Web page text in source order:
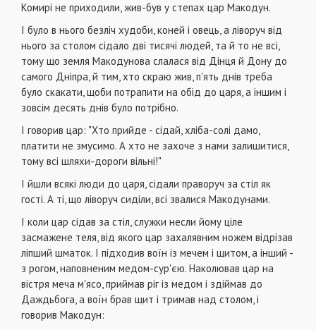
Комирі не приходили, жив-був у степах цар Макодун.
І було в нього безліч худоби, коней і овець, а ліворуч від
нього за столом сідало дві тисячі людей, та й то не всі,
тому що земля Макодунова слалася від Дінця й Дону до
самого Дніпра, й тим, хто скраю жив, п'ять днів треба
було скакати, щоби потрапити на обід до царя, а іншим і
зовсім десять днів було потрібно.
І говорив цар: "Хто прийде - сідай, хліба-солі дамо,
платити не змусимо. А хто не захоче з нами залишитися,
тому всі шляхи-дороги вільні!"
І йшли всякі люди до царя, сідали праворуч за стіл як
гості. А ті, що ліворуч сиділи, всі звалися Макодунами.
І коли цар сідав за стіл, служки несли йому ціле
засмажене теля, від якого цар захалявним ножем відрізав
ліпший шматок. І підходив воїн із мечем і щитом, а інший -
з рогом, наповненим медом-сур'єю. Наколював цар на
вістря меча м'ясо, приймав ріг із медом і здіймав до
Даждьбога, а воїн брав щит і тримав над столом, і
говорив Макодун: